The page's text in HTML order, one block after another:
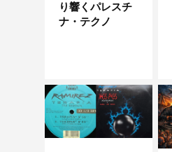
り響くパレスチ
ナ・テクノ